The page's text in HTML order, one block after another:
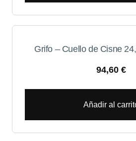
Grifo – Cuello de Cisne
94,60 €
Añadir al